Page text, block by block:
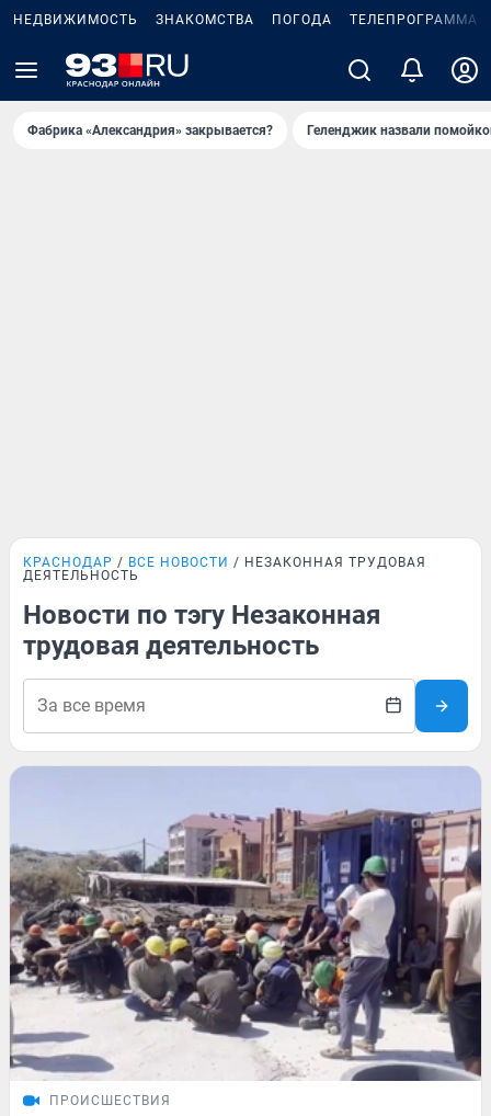
НЕДВИЖИМОСТЬ ЗНАКОМСТВА ПОГОДА ТЕЛЕПРОГРАММА
Фабрика «Александрия» закрывается? Геленджик назвали
КРАСНОДАР ВСЕ НОВОСТИ
НЕЗАКОННАЯ ТРУДОВАЯ
ДЕЯТЕЛЬНОСТЬ
Новости по тэгу Незаконная
трудовая деятельность
ПРОИСШЕСТВИЯ